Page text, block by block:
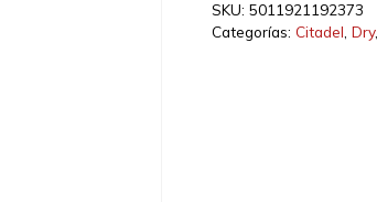
SKU: 5011921192373
Categorías: Citadel Dry,